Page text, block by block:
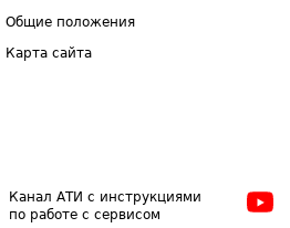
Общие положения
Карта сайта
Канал АТИ с инструкциями
по работе с сервисом